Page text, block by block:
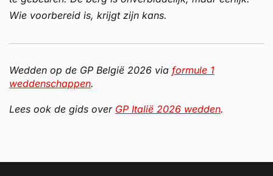
Wie voorbereid is, krijgt zijn kans.
Wedden op de GP België 2026 via formule 1
weddenschappen.
Lees ook de gids over GP Italië 2026 wedden.